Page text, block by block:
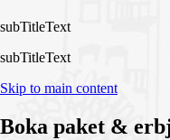
subTitleText
subTitleText
Skip to main content
Boka paket &